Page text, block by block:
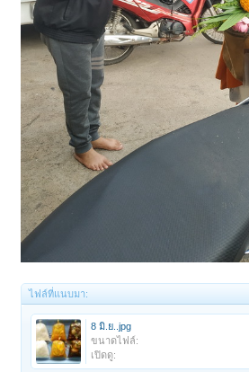
ไฟล์ที่แนบมา:
8 มิ.ย..jpg
ขนาดไฟล์:
เปิดดู: